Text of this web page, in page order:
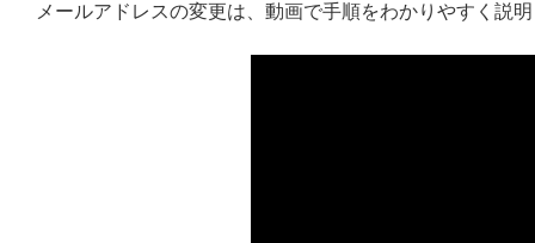
メールアドレスの変更は、動画で手順をわかりやすく説